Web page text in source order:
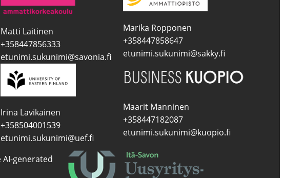
Matti Laitinen
+358447856333
etunimi.sukunimi@savonia.fi
Marika Ropponen
+358447858647
etunimi.sukunimi@sakky.fi
Irina Lavikainen
+358504001539
etunimi.sukunimi@uef.fi
Maarit Manninen
+358447182087
etunimi.sukunimi@kuopio.fi